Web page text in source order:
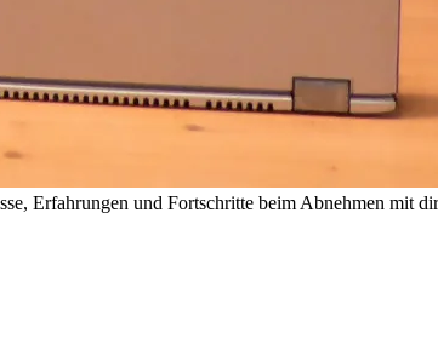
Erfahrungen und Fortschritte beim Abnehmen mit